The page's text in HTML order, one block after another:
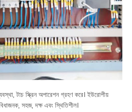
টাচ স্ক্রিন অপারেশন গ্রহণ করে। ইউরোপীয়
সহজ, দক্ষ এবং স্থিতিশীল।